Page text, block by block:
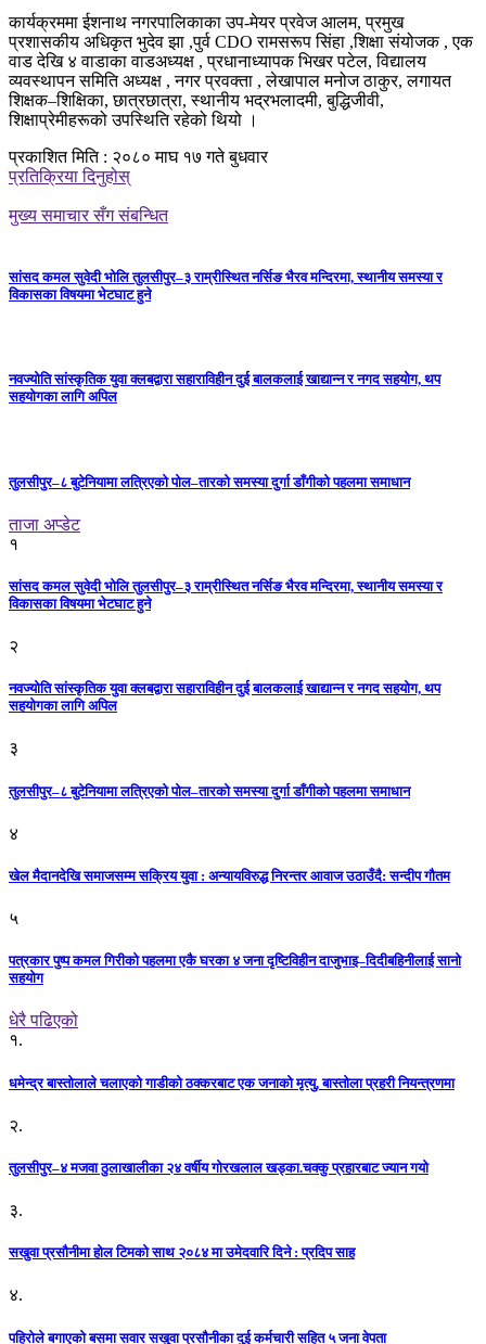
कार्यक्रममा ईशनाथ नगरपालिकाका उप-मेयर प्रवेज आलम, प्रमुख
प्रशासकीय अधिकृत भुदेव झा ,पुर्व CDO रामसरूप सिंहा ,शिक्षा संयोजक , एक
वाड देखि ४ वाडाका वाडअध्यक्ष , प्रधानाध्यापक भिखर पटेल, विद्यालय
व्यवस्थापन समिति अध्यक्ष , नगर प्रवक्ता , लेखापाल मनोज ठाकुर, लगायत
शिक्षक–शिक्षिका, छात्रछात्रा, स्थानीय भद्रभलादमी, बुद्धिजीवी,
शिक्षाप्रेमीहरूको उपस्थिति रहेको थियो ।
प्रकाशित मिति : २०८० माघ १७ गते बुधवार
प्रतिक्रिया दिनुहोस्
मुख्य समाचार सँग संबन्धित
सांसद कमल सुवेदी भोलि तुलसीपुर–३ राम्रीस्थित नर्सिङ भैरव मन्दिरमा, स्थानीय समस्या र
विकासका विषयमा भेटघाट हुने
नवज्योति सांस्कृतिक युवा क्लबद्वारा सहाराविहीन दुई बालकलाई खाद्यान्न र नगद सहयोग, थप
सहयोगका लागि अपिल
तुलसीपुर–८ बुटेनियामा लत्रिएको पोल–तारको समस्या दुर्गा डाँगीको पहलमा समाधान
ताजा अप्डेट
१
सांसद कमल सुवेदी भोलि तुलसीपुर–३ राम्रीस्थित नर्सिङ भैरव मन्दिरमा, स्थानीय समस्या र
विकासका विषयमा भेटघाट हुने
२
नवज्योति सांस्कृतिक युवा क्लबद्वारा सहाराविहीन दुई बालकलाई खाद्यान्न र नगद सहयोग, थप
सहयोगका लागि अपिल
३
तुलसीपुर–८ बुटेनियामा लत्रिएको पोल–तारको समस्या दुर्गा डाँगीको पहलमा समाधान
४
खेल मैदानदेखि समाजसम्म सक्रिय युवा : अन्यायविरुद्ध निरन्तर आवाज उठाउँदै: सन्दीप गौतम
५
पत्रकार पुष्प कमल गिरीको पहलमा एकै घरका ४ जना दृष्टिविहीन दाजुभाइ–दिदीबहिनीलाई सानो
सहयोग
धेरै पढिएको
१.
धमेन्द्र बास्तोलाले चलाएको गाडीको ठक्करबाट एक जनाको मृत्यु, बास्तोला प्रहरी नियन्त्रणमा
२.
तुलसीपुर–४ मजवा ठुलाखालीका २४ वर्षीय गोरखलाल खड्का.चक्कु प्रहारबाट ज्यान गयो
३.
सखुवा प्रसौनीमा होल टिमको साथ २०८४ मा उमेदवारि दिने : प्रदिप साह
४.
पहिराेले बगाएकाे बसमा सवार सखुवा प्रसाैनीका दुई कर्मचारी सहित ५ जना वेपता